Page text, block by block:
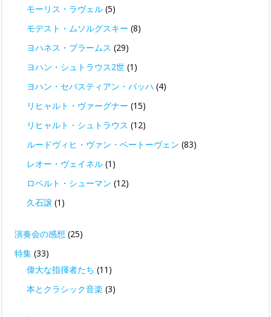
モーリス・ラヴェル (5)
モデスト・ムソルグスキー (8)
ヨハネス・ブラームス (29)
ヨハン・シュトラウス2世 (1)
ヨハン・セバスティアン・バッハ (4)
リヒャルト・ヴァーグナー (15)
リヒャルト・シュトラウス (12)
ルードヴィヒ・ヴァン・ベートーヴェン (83)
レオー・ヴェイネル (1)
ロベルト・シューマン (12)
久石譲 (1)
演奏会の感想 (25)
特集 (33)
偉大な指揮者たち (11)
本とクラシック音楽 (3)